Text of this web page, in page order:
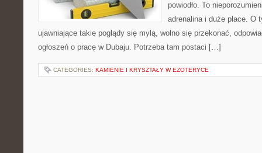
powiodło. To
adrenalina i duże płace. O
ujawniające takie poglądy się mylą, wolno się przekonać,
ogłoszeń o pracę w Dubaju. Potrzeba tam postaci […]
CATEGORIES: KAMIENIE I KRYSZTAŁY W EZOTERYCE